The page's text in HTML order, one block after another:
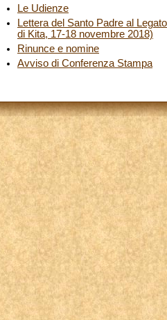
Le Udienze
Lettera del Santo Padre al
di Kita, 17-18 novembre 2018)
Rinunce e nomine
Avviso di Conferenza Stampa